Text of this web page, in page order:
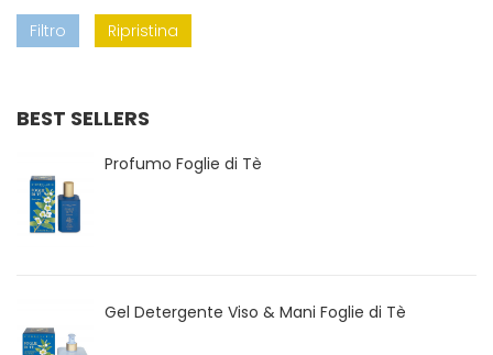
Filtro Ripristina
BEST SELLERS
Profumo Foglie di Tè
Gel Detergente Viso & Mani Foglie di Tè